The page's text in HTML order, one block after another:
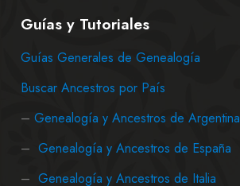
Guías y Tutoriales
Guías Generales de Genealogía
Buscar Ancestros por País
– Genealogía y Ancestros de Argentina
– Genealogía y Ancestros de España
– Genealogía y Ancestros de Italia